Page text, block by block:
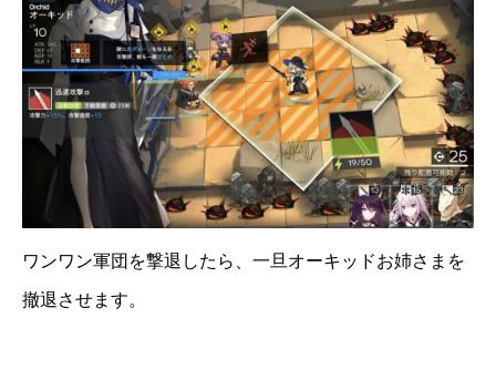
ワンワン軍団を撃退したら、一旦オーキッドお姉さまを
撤退させます。